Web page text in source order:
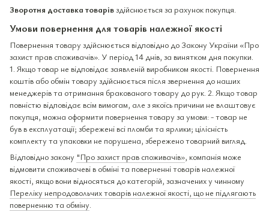
Зворотня доставка товарівздійснюється за рахунок покупця.
Умови повернення для товарів належної якості
Повернення товару здійснюється відповідно до Закону України «Про
захист прав споживачів». У період 14 днів, за винятком дня покупки.
1. Якщо товар не відповідає заявленій виробником якості. Повернення
коштів або обмін товару здійснюється після звернення до наших
менеджерів та отримання бракованого товару до рук. 2. Якщо товар
повністю відповідає всім вимогам, але з якоїсь причини не влаштовує
покупця, можна оформити повернення товару за умови: - товар не
був в експлуатації; збережені всі пломби та ярлики; цілісність
комплекту та упаковки не порушена, збережено товарний вигляд.
Відповідно закону "Про захист прав споживачів», компанія може
відмовити споживачеві в обміні та поверненні товарів належної
якості, якщо вони відносяться до категорій, зазначених у чинному
Переліку непродовольчих товарів належної якості, що не підлягають
поверненню та обміну.